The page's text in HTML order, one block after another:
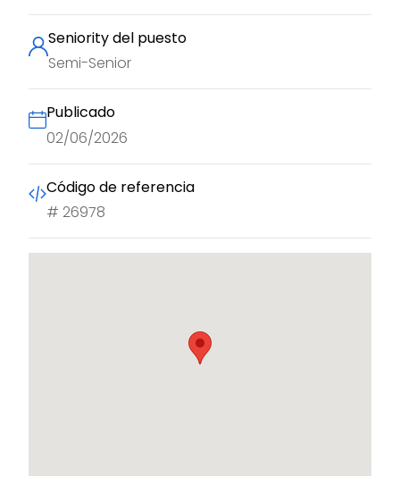
Seniority del puesto
Semi-Senior
Publicado
02/06/2026
Código de referencia
# 26978